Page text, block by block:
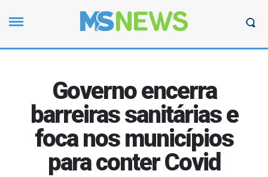
Governo encerra
barreiras sanitárias e
foca nos municípios
para conter Covid